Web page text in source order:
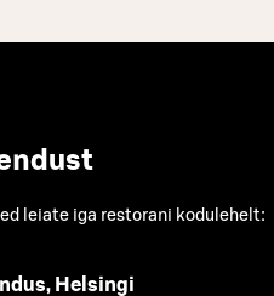
leiate iga restorani kodulehelt:
Helsingi